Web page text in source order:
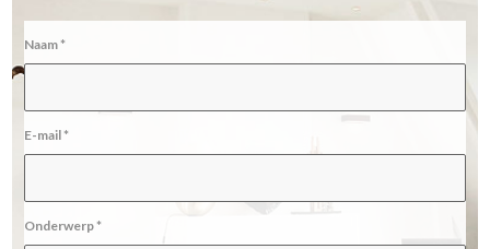
Naam *
E-mail *
Onderwerp *